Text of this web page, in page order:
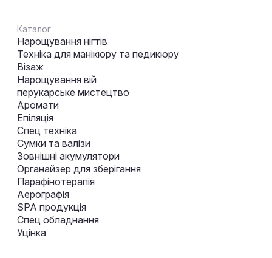
Каталог
Нарощування нігтів
Техніка для манікюру та педикюру
Візаж
Нарощування вій
перукарське мистецтво
Аромати
Епіляція
Спец техніка
Сумки та валізи
Зовнішні акумулятори
Органайзер для зберігання
Парафінотерапія
Аерографія
SPA продукція
Спец обладнання
Уцінка